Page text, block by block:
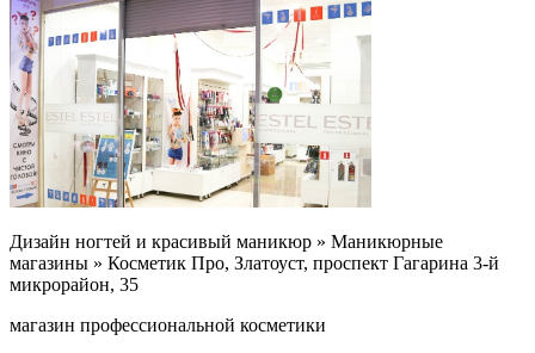
Дизайн ногтей и красивый маникюр » Маникюрные
магазины » Косметик Про, Златоуст, проспект Гагарина 3-й
микрорайон, 35
магазин профессиональной косметики